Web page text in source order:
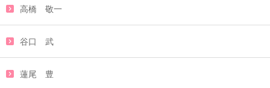
高橋 敬一
谷口 武
蓮尾 豊